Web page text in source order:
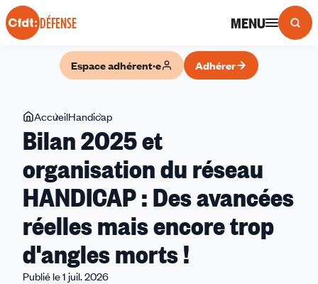
Panneau de gestion des cookies
DÉFENSE MENU
Espace adhérent·e Adhérer
Vous
êtes
ici
AccueilHandicap
2025
et
organisation
du
réseau
HANDICAP
Des
Bilan 2025 et
organisation du réseau
HANDICAP : Des avancées
réelles mais encore trop
d'angles morts !
Publié le 1 juil. 2026